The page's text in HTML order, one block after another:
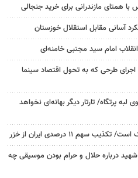
با همتای مازندرانی برای خرید جنجالی
آسانی مقابل استقلال خوزستان
امام سید مجتبی خامنه‌ای
اجرای طرحی که به تحول اقتصاد سینما
پرتگاه/ تارتار دیگر بهانه‌ای نخواهد
سهم ۱۱ درصدی ایران از خزر
درباره حلال و حرام بودن موسیقی چه